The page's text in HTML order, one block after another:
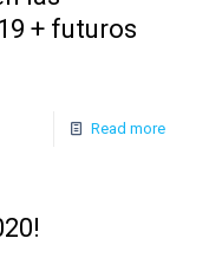
+ futuros
Read more